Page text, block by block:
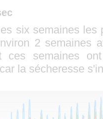
six semaines les
2 semaines
ces semaines
la sécheresse